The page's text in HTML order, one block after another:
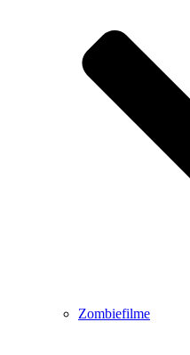
Zombiefilme